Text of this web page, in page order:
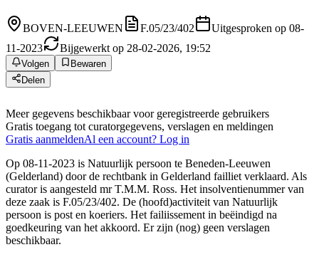
BOVEN-LEEUWEN F.05/23/402
Uitgesproken op 08-
11-2023
Bijgewerkt op 28-02-2026, 19:52
Volgen
Bewaren
Delen
Meer gegevens beschikbaar voor geregistreerde gebruikers
Gratis toegang tot curatorgegevens, verslagen en meldingen
Gratis aanmeldenAl een account? Log in
Op 08-11-2023 is Natuurlijk persoon te Beneden-Leeuwen
(Gelderland) door de rechtbank in Gelderland failliet verklaard. Als
curator is aangesteld mr T.M.M. Ross. Het insolventienummer van
deze zaak is F.05/23/402. De (hoofd)activiteit van Natuurlijk
persoon is post en koeriers. Het failiissement in beëindigd na
goedkeuring van het akkoord. Er zijn (nog) geen verslagen
beschikbaar.